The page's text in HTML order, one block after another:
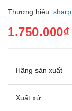
Thương hiệu: sharp
1.750.000₫
Hãng sản xuất
Xuất xứ